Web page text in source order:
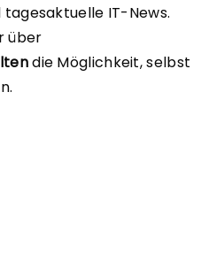
IT-News.
über
die Möglichkeit, selbst